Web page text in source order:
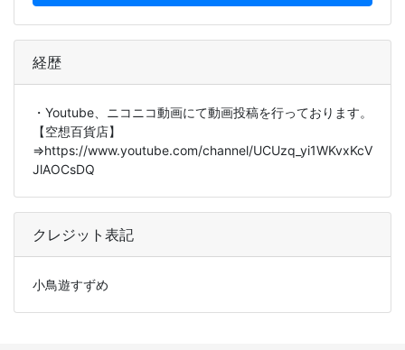
経歴
・Youtube、ニコニコ動画にて動画投稿を行っております。
【空想百貨店】
⇒https://www.youtube.com/channel/UCUzq_yi1WKvxKcV
JlAOCsDQ
クレジット表記
小鳥遊すずめ